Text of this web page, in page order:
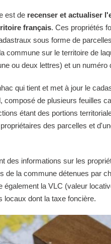
est de recenser et actualiser
français. Ces propriétés
sous forme de
commune sur le territoire de
ou deux lettres) et un numéro
qui tient et met à jour le
composé de plusieurs feuilles
étant des portions
des parcelles et
des informations sur les
de la commune détenues par
également la VLC (valeur
locaux dont la taxe foncière.